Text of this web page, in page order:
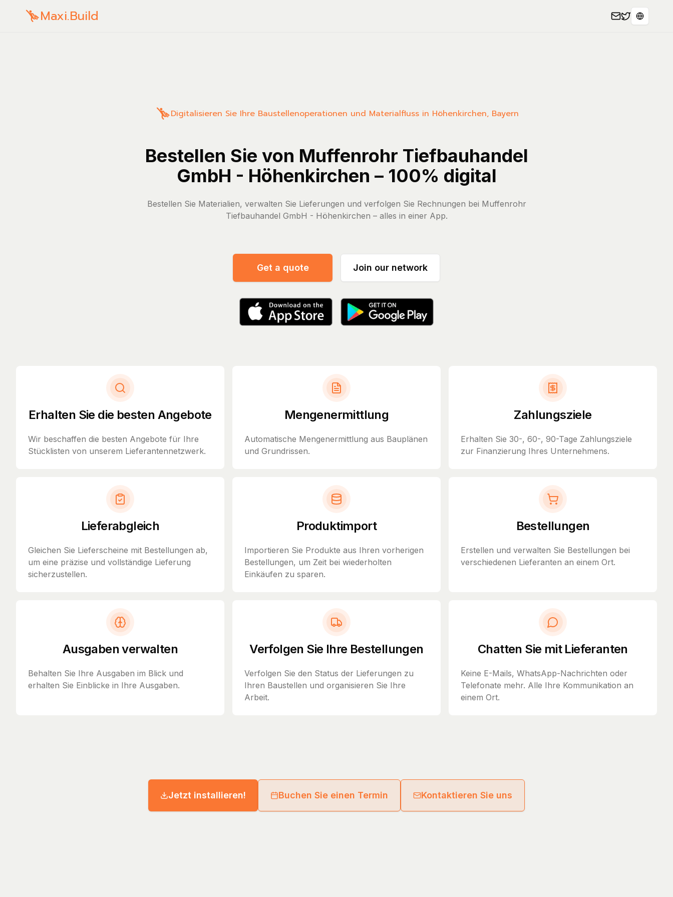
Maxi.Build Select
Digitalisieren Sie Ihre Baustellenoperationen und Materialfluss in Höhenkirchen, Bayern
Bestellen Sie von Muffenrohr Tiefbauhandel
GmbH - Höhenkirchen – 100% digital
Bestellen Sie Materialien, verwalten Sie Lieferungen und verfolgen Sie Rechnungen bei Muffenrohr
Tiefbauhandel GmbH - Höhenkirchen – alles in einer App.
Get a quote Join our network
Erhalten Sie die besten Angebote
Wir beschaffen die besten Angebote für Ihre
Stücklisten von unserem Lieferantennetzwerk.
Mengenermittlung
Automatische Mengenermittlung aus Bauplänen
und Grundrissen.
Zahlungsziele
Erhalten Sie 30-, 60-, 90-Tage Zahlungsziele
zur Finanzierung Ihres Unternehmens.
Lieferabgleich
Gleichen Sie Lieferscheine mit Bestellungen ab,
um eine präzise und vollständige Lieferung
sicherzustellen.
Produktimport
Importieren Sie Produkte aus Ihren vorherigen
Bestellungen, um Zeit bei wiederholten
Einkäufen zu sparen.
Bestellungen
Erstellen und verwalten Sie Bestellungen bei
verschiedenen Lieferanten an einem Ort.
Ausgaben verwalten
Behalten Sie Ihre Ausgaben im Blick und
erhalten Sie Einblicke in Ihre Ausgaben.
Verfolgen Sie Ihre Bestellungen
Verfolgen Sie den Status der Lieferungen zu
Ihren Baustellen und organisieren Sie Ihre
Arbeit.
Chatten Sie mit Lieferanten
Keine E-Mails, WhatsApp-Nachrichten oder
Telefonate mehr. Alle Ihre Kommunikation an
einem Ort.
Jetzt installieren! Buchen Sie einen Termin Kontaktieren Sie uns